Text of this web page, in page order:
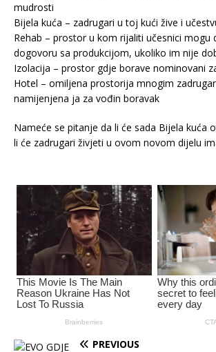
mudrosti
Bijela kuća – zadrugari u toj kući žive i
Rehab – prostor u kom rijaliti učesnici mogu
dogovoru sa produkcijom, ukoliko im nije
Izolacija – prostor gdje borave nominovani
Hotel – omiljena prostorija mnogim
namijenjena ja za vođin boravak
Nameće se pitanje da li će sada Bijela kuća
li će zadrugari živjeti u ovom novom dijelu
PREVIOUS